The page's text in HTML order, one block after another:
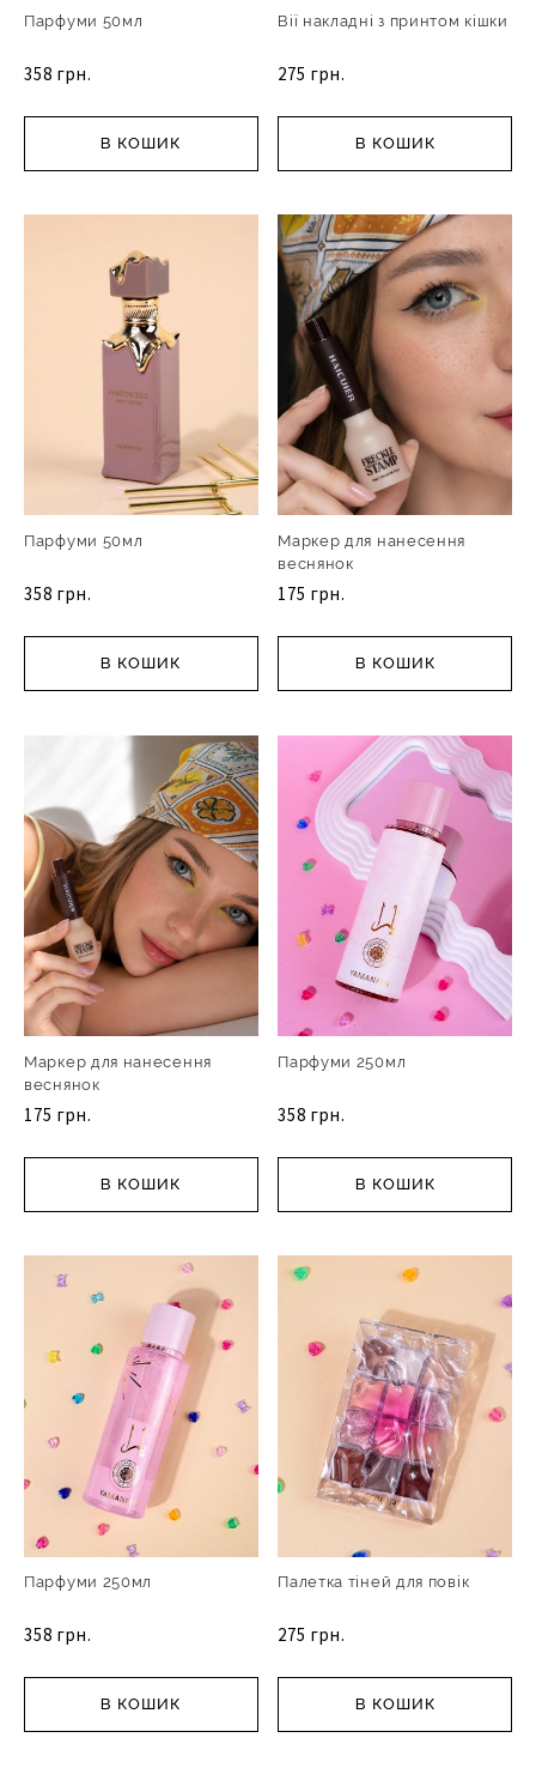
Парфуми 50мл
358 грн.
В КОШИК
Вії накладні з принтом кішки
275 грн.
В КОШИК
Парфуми 50мл
358 грн.
В КОШИК
Маркер для нанесення
веснянок
175 грн.
В КОШИК
Маркер для нанесення
веснянок
175 грн.
В КОШИК
Парфуми 250мл
358 грн.
В КОШИК
Парфуми 250мл
358 грн.
В КОШИК
Палетка тіней для повік
275 грн.
В КОШИК